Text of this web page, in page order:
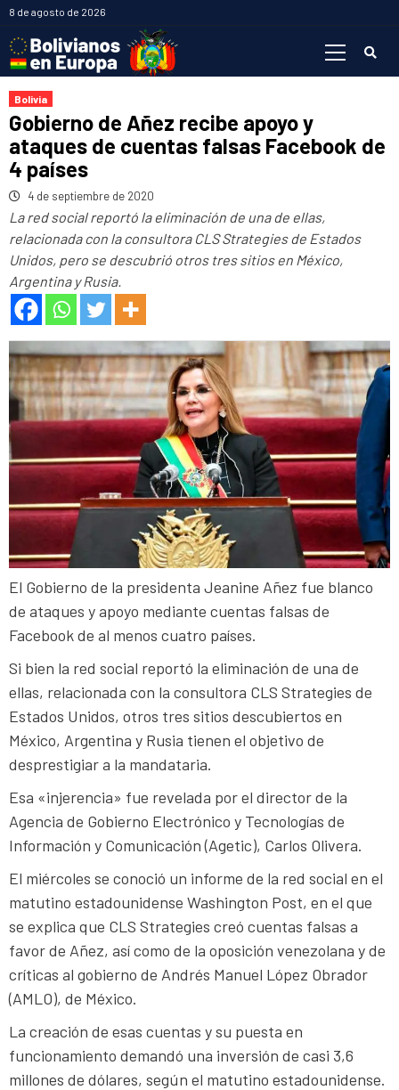
Saltar
contenido
8 de agosto de 2026
Bolivia
Gobierno de Añez recibe apoyo y
ataques de cuentas falsas Facebook de
4 países
4 de septiembre de 2020
La red social reportó la eliminación de una de ellas,
relacionada con la consultora CLS Strategies de Estados
Unidos, pero se descubrió otros tres sitios en México,
Argentina y Rusia.
El Gobierno de la presidenta Jeanine Añez fue blanco
de ataques y apoyo mediante cuentas falsas de
Facebook de al menos cuatro países.
Si bien la red social reportó la eliminación de una de
ellas, relacionada con la consultora CLS Strategies de
Estados Unidos, otros tres sitios descubiertos en
México, Argentina y Rusia tienen el objetivo de
desprestigiar a la mandataria.
Esa «injerencia» fue revelada por el director de la
Agencia de Gobierno Electrónico y Tecnologías de
Información y Comunicación (Agetic), Carlos Olivera.
El miércoles se conoció un informe de la red social en el
matutino estadounidense Washington Post, en el que
se explica que CLS Strategies creó cuentas falsas a
favor de Añez, así como de la oposición venezolana y de
críticas al gobierno de Andrés Manuel López Obrador
(AMLO), de México.
La creación de esas cuentas y su puesta en
funcionamiento demandó una inversión de casi 3,6
millones de dólares, según el matutino estadounidense.